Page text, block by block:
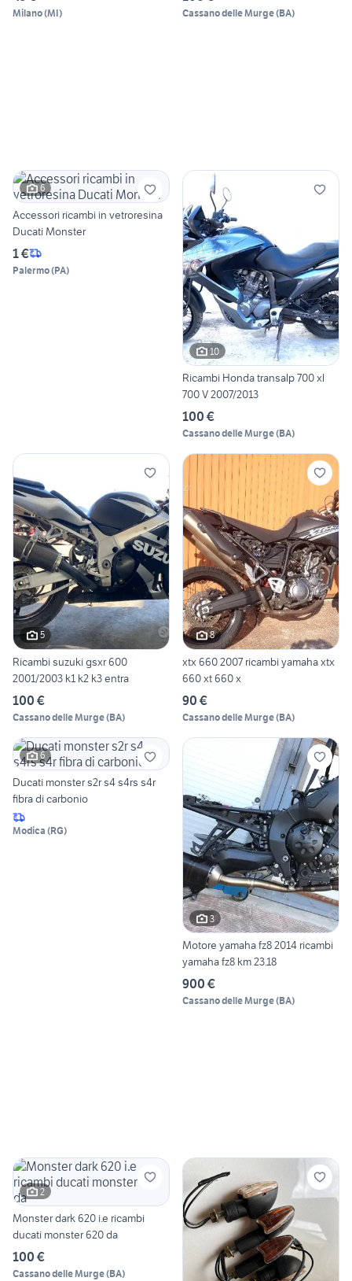
Milano(MI) Cassano delle Murge(BA)
6
Accessori ricambi in vetroresina
Ducati Monster
1 €
Palermo(PA)
10
Ricambi Honda transalp 700 xl
700 V 2007/2013
100 €
Cassano delle Murge(BA)
5
Ricambi suzuki gsxr 600
2001/2003 k1 k2 k3 entra
100 €
Cassano delle Murge(BA)
8
xtx 660 2007 ricambi yamaha xtx
660 xt 660 x
90 €
Cassano delle Murge(BA)
6
Ducati monster s2r s4 s4rs s4r
fibra di carbonio
Modica (RG)
3
Motore yamaha fz8 2014 ricambi
yamaha fz8 km 23.18
900 €
Cassano delle Murge(BA)
2
Monster dark 620 i.e ricambi
ducati monster 620 da
100 €
Cassano delle Murge(BA)